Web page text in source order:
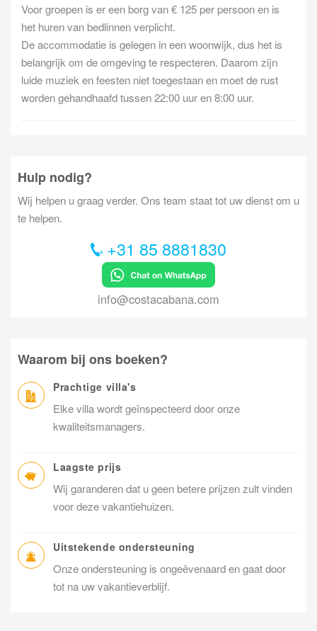
Voor groepen is er een borg van € 125 per persoon en is
het huren van bedlinnen verplicht.
De accommodatie is gelegen in een woonwijk, dus het is
belangrijk om de omgeving te respecteren. Daarom zijn
luide muziek en feesten niet toegestaan en moet de rust
worden gehandhaafd tussen 22:00 uur en 8:00 uur.
Hulp nodig?
Wij helpen u graag verder. Ons team staat tot uw dienst om u
te helpen.
+31 85 8881830
info@costacabana.com
Waarom bij ons boeken?
Prachtige villa's
Elke villa wordt geïnspecteerd door onze
kwaliteitsmanagers.
Laagste prijs
Wij garanderen dat u geen betere prijzen zult vinden
voor deze vakantiehuizen.
Uitstekende ondersteuning
Onze ondersteuning is ongeëvenaard en gaat door
tot na uw vakantieverblijf.